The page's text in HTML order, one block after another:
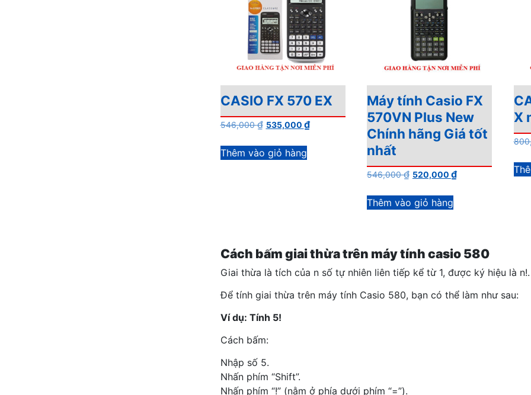
CASIO FX 570 EX
546,000₫ Giá
là:
535,000 ₫Giá
Thêm vào giỏ hàng
Máy tính Casio FX
570VN Plus New
Chính hãng Giá tốt
nhất
546,000₫ Giá
là:
520,000 ₫Giá
Thêm vào giỏ hàng
X
Cách bấm giai thừa trên máy tính casio 580
Giai thừa là tích của n số tự nhiên liên tiếp kể từ 1, được ký hiệu là n!.
Để tính giai thừa trên máy tính Casio 580, bạn có thể làm như sau:
Ví dụ: Tính 5!
Cách bấm:
Nhập số 5.
Nhấn phím “Shift”.
Nhấn phím “!” (nằm ở phía dưới phím “=”).